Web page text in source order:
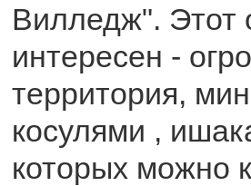
Вилледж". Этот
интересен -
территория,
косулями ,
которых можно